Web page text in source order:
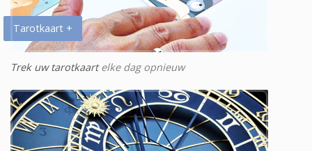
Tarotkaart +
Trek uw tarotkaartelke dag opnieuw